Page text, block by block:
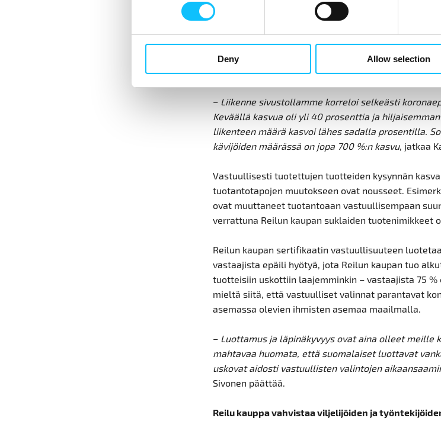
Deny Allow selection
mitä ilmeisemmin kaivanneet pientä piristystä
joulutähtivalikoimalla, joten nyt on hyvä hetki
keskellä kamppailevia kukkaviljelijöitä, toteaaReilu
markkinointipäällikköMirka Kartano.
– Liikenne sivustollamme korreloi selkeästi
Keväällä kasvua oli yli 40 prosenttia ja
liikenteen määrä kasvoi lähes sadalla prosentilla.
kävijöiden määrässä on jopa 700 %:n kasvu, jatkaa
Vastuullisesti tuotettujen tuotteiden kysynnän
tuotantotapojen muutokseen ovat nousseet.
ovat muuttaneet tuotantoaan vastuullisempaan
verrattuna Reilun kaupan suklaiden tuotenimikkeet
Reilun kaupan sertifikaatin vastuullisuuteen
vastaajista epäili hyötyä, jota Reilun kaupan tuo
tuotteisiin uskottiin laajemminkin – vastaajista 75
mieltä siitä, että vastuulliset valinnat parantavat
asemassa olevien ihmisten asemaa maailmalla.
– Luottamus ja läpinäkyvyys ovat aina olleet meille
mahtavaa huomata, että suomalaiset luottavat
uskovat aidosti vastuullisten valintojen
Sivonen päättää.
Reilu kauppa vahvistaa viljelijöiden ja